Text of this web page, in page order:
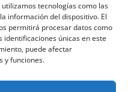
tecnologías como las
información del dispositivo. El
permitirá procesar datos como
únicas en este
puede afectar
y funciones.